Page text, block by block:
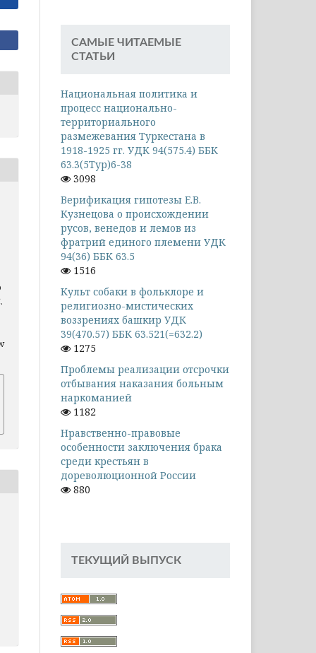
САМЫЕ ЧИТАЕМЫЕ
СТАТЬИ
Национальная политика и
процесс национально-
территориального
размежевания Туркестана в
1918-1925 гг. УДК 94(575.4) ББК
63.3(5Тур)6-38
3098
Верификация гипотезы Е.В.
Кузнецова о происхождении
русов, венедов и лемов из
фратрий единого племени УДК
94(36) ББК 63.5
1516
Культ собаки в фольклоре и
религиозно-мистических
воззрениях башкир УДК
39(470.57) ББК 63.521(=632.2)
1275
Проблемы реализации отсрочки
отбывания наказания больным
наркоманией
1182
Нравственно-правовые
особенности заключения брака
среди крестьян в
дореволюционной России
880
ТЕКУЩИЙ ВЫПУСК